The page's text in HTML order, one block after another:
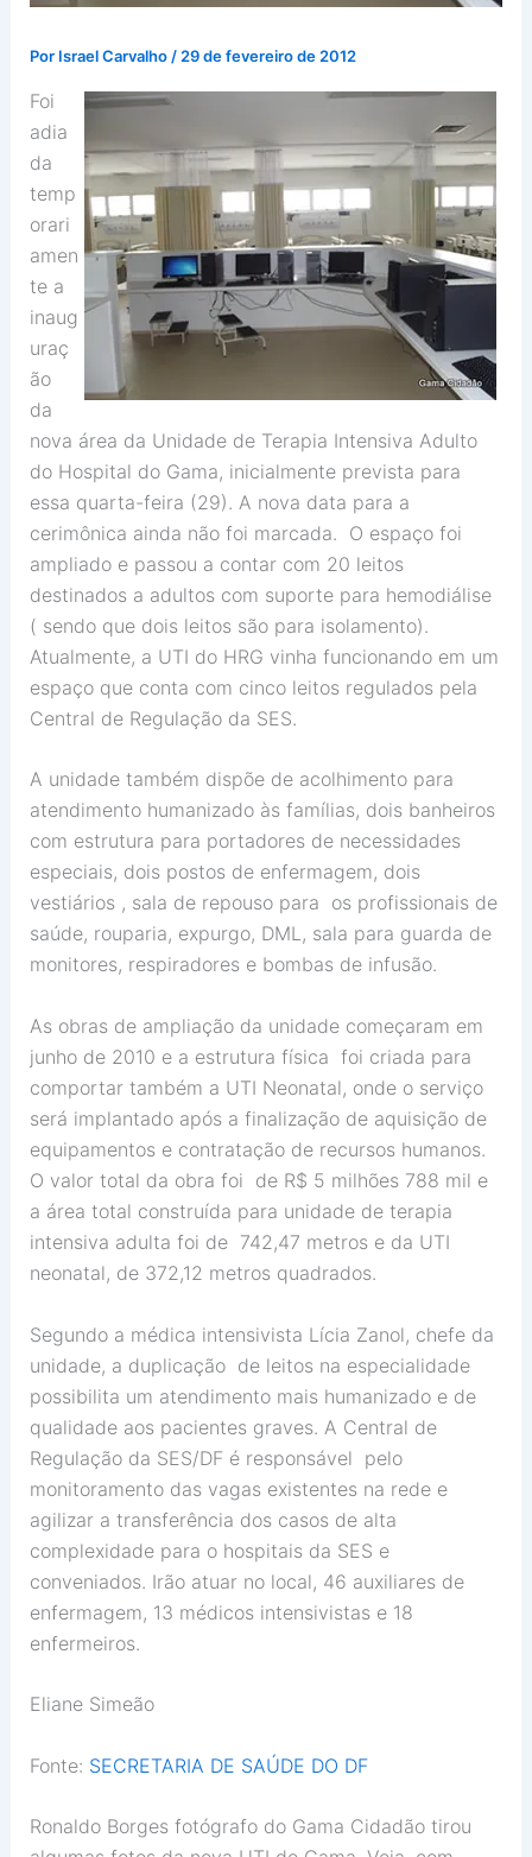
Por Israel Carvalho / 29 de fevereiro de 2012
Foi
adia
da
temp
orari
amen
te a
inaug
uraç
ão
da
nova área da Unidade de Terapia Intensiva Adulto
do Hospital do Gama, inicialmente prevista para
essa quarta-feira (29). A nova data para a
cerimônica ainda não foi marcada. O espaço foi
ampliado e passou a contar com 20 leitos
destinados a adultos com suporte para hemodiálise
( sendo que dois leitos são para isolamento).
Atualmente, a UTI do HRG vinha funcionando em um
espaço que conta com cinco leitos regulados pela
Central de Regulação da SES.
A unidade também dispõe de acolhimento para
atendimento humanizado às famílias, dois banheiros
com estrutura para portadores de necessidades
especiais, dois postos de enfermagem, dois
vestiários , sala de repouso para os profissionais de
saúde, rouparia, expurgo, DML, sala para guarda de
monitores, respiradores e bombas de infusão.
As obras de ampliação da unidade começaram em
junho de 2010 e a estrutura física foi criada para
comportar também a UTI Neonatal, onde o serviço
será implantado após a finalização de aquisição de
equipamentos e contratação de recursos humanos.
O valor total da obra foi de R$ 5 milhões 788 mil e
a área total construída para unidade de terapia
intensiva adulta foi de 742,47 metros e da UTI
neonatal, de 372,12 metros quadrados.
Segundo a médica intensivista Lícia Zanol, chefe da
unidade, a duplicação de leitos na especialidade
possibilita um atendimento mais humanizado e de
qualidade aos pacientes graves. A Central de
Regulação da SES/DF é responsável pelo
monitoramento das vagas existentes na rede e
agilizar a transferência dos casos de alta
complexidade para o hospitais da SES e
conveniados. Irão atuar no local, 46 auxiliares de
enfermagem, 13 médicos intensivistas e 18
enfermeiros.
Eliane Simeão
Fonte: SECRETARIA DE SAÚDE DO DF
Ronaldo Borges fotógrafo do Gama Cidadão tirou